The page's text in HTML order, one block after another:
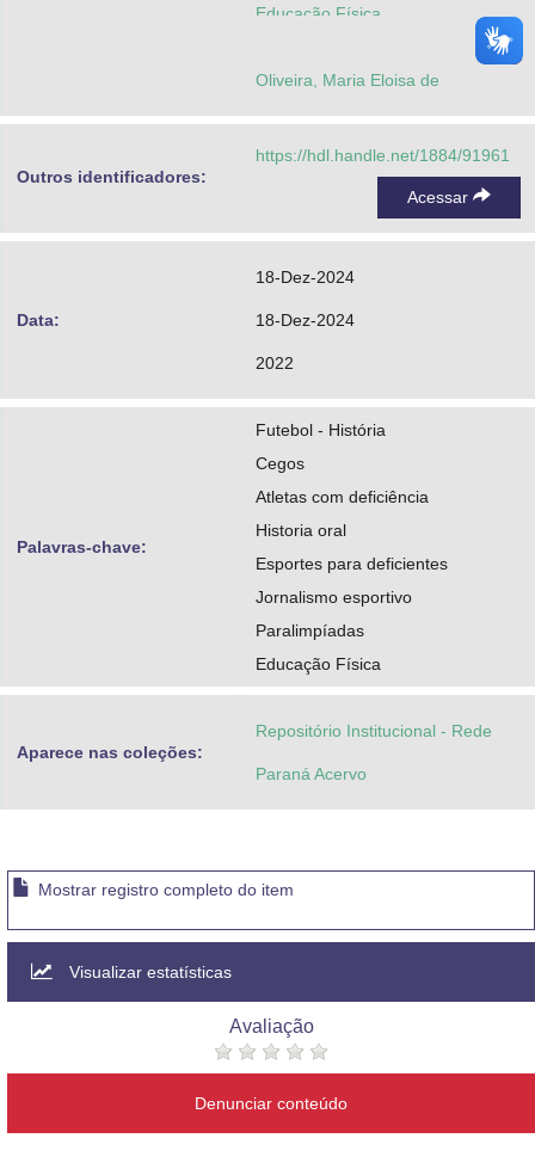
Educação Física
Oliveira, Maria Eloisa de
Outros identificadores:
https://hdl.handle.net/1884/91961
Acessar
Data:
18-Dez-2024
18-Dez-2024
2022
Palavras-chave:
Futebol - História
Cegos
Atletas com deficiência
Historia oral
Esportes para deficientes
Jornalismo esportivo
Paralimpíadas
Educação Física
Aparece nas coleções:
Repositório Institucional - Rede
Paraná Acervo
Mostrar registro completo do item
Visualizar estatísticas
Avaliação
Denunciar conteúdo